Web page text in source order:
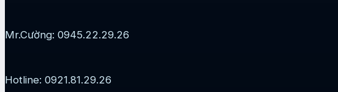
Mr.Cường: 0945.22.29.26
Hotline: 0921.81.29.26